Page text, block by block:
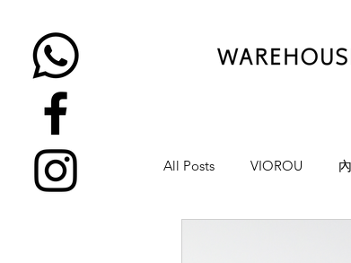
All Posts VIOROU